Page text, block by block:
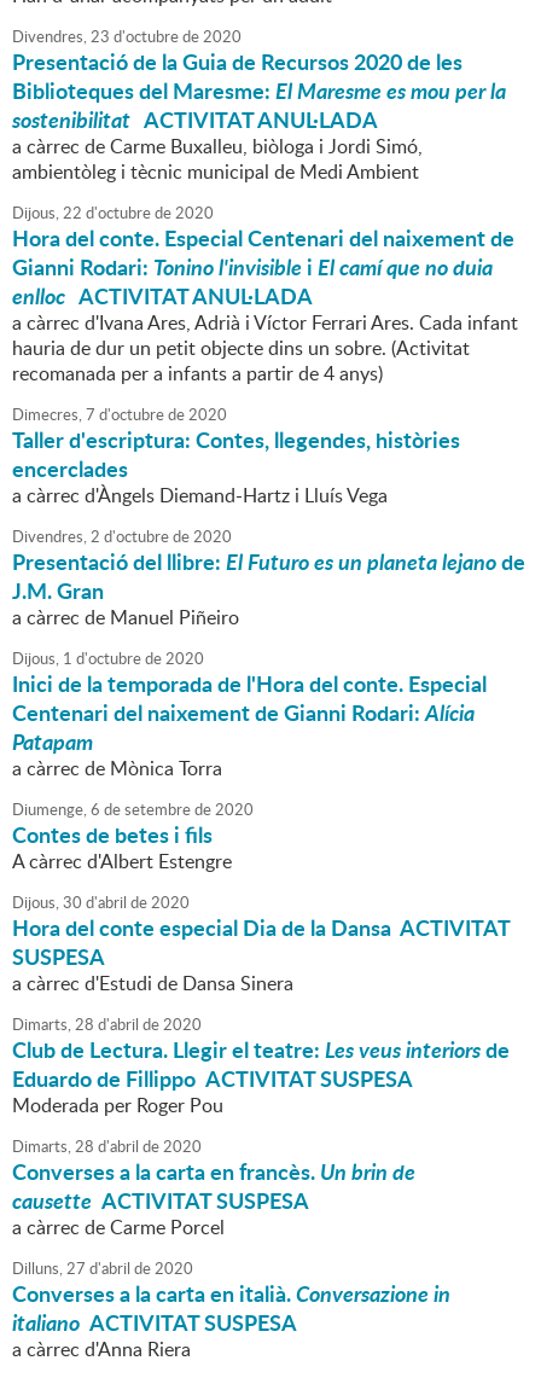
Divendres,23 d'octubrede2020
Presentació de la Guia de Recursos 2020 de les
Biblioteques del Maresme:El Maresme es mou per la
sostenibilitat ACTIVITAT ANUL·LADA
a càrrec de Carme Buxalleu, biòloga i Jordi Simó,
ambientòleg i tècnic municipal de Medi Ambient
Dijous,22 d'octubrede2020
Hora del conte. Especial Centenari del naixement de
Gianni Rodari: Tonino l'invisibleiEl camí que no duia
enlloc ACTIVITAT ANUL·LADA
a càrrec d'Ivana Ares, Adrià i Víctor Ferrari Ares. Cada infant
hauria de dur un petit objecte dins un sobre. (Activitat
recomanada per a infants a partir de 4 anys)
Dimecres,7 d'octubrede2020
Taller d'escriptura: Contes, llegendes, històries
encerclades
a càrrec d'Àngels Diemand-Hartz i Lluís Vega
Divendres,2 d'octubrede2020
Presentació del llibre:El Futuro es un planeta lejanode
J.M. Gran
a càrrec de Manuel Piñeiro
Dijous, 1 d'octubrede2020
Inici de la temporada de l'Hora del conte. Especial
Centenari del naixement de Gianni Rodari:Alícia
Patapam
a càrrec de Mònica Torra
Diumenge,6 desetembrede2020
Contes de betes i fils
A càrrec d'Albert Estengre
Dijous,30 d'abril de2020
Hora del conte especial Dia de la Dansa ACTIVITAT
SUSPESA
a càrrec d'Estudi de Dansa Sinera
Dimarts,28 d'abril de2020
Club de Lectura. Llegir el teatre:Les veus interiorsde
Eduardo de Fillippo ACTIVITAT SUSPESA
Moderada per Roger Pou
Dimarts,28 d'abril de2020
Converses a la carta en francès.Un brin de
causette ACTIVITAT SUSPESA
a càrrec de Carme Porcel
Dilluns,27 d'abril de2020
Converses a la carta en italià.Conversazione in
italiano ACTIVITAT SUSPESA
a càrrec d'Anna Riera